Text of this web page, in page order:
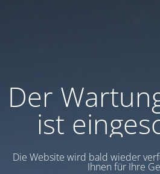
Der
ist
Die Website wird bald wieder
Ihnen für Ihre